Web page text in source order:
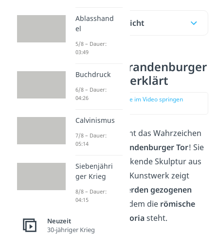
Inhaltsübersicht
Quadriga Brandenburger
Tor einfach erklärt
zur Stelle im Video springen
DieQuadriga
krönt das Wahrzeichen
Berlins — das
Brandenburger Tor! Sie
ist eine beeindruckende Skulptur aus
Kupferblech. Das Kunstwerk zeigt
einen vonvier Pferden gezogenen
Streitwagen
, auf dem die römische
Siegesgöttin Viktoriasteht.
Ablasshand
el
5/8 – Dauer:
03:49
Buchdruck
6/8 – Dauer:
04:26
Calvinismus
7/8 – Dauer:
05:14
Siebenjähri
ger Krieg
8/8 – Dauer:
04:15
Neuzeit
30-jähriger Krieg